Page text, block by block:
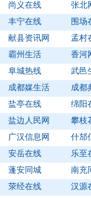
尚义在线
张北
丰宁在线
围场
献县资讯网
孟村
霸州生活
香河
阜城热线
武邑
成都媒生活
成都
盐亭在线
绵阳
盐边人民网
攀枝
广汉信息网
什邡
安岳在线
乐至
蓬安同城
南充
荥经在线
汉源